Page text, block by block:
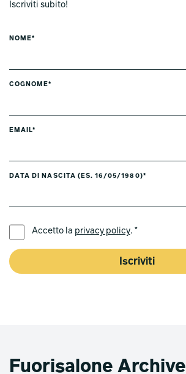
Iscriviti subito!
NOME*
COGNOME*
EMAIL*
DATA DI NASCITA (ES. 16/05/1980)*
Accetto la privacy policy. *
Iscriviti
Fuorisalone Archive